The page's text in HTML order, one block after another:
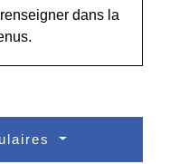
dans la